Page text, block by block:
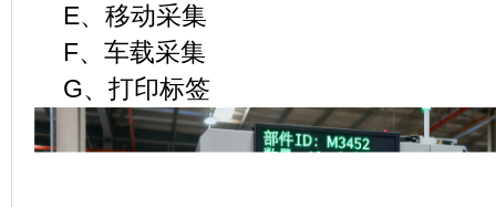
E、移动采集
F、车载采集
G、打印标签